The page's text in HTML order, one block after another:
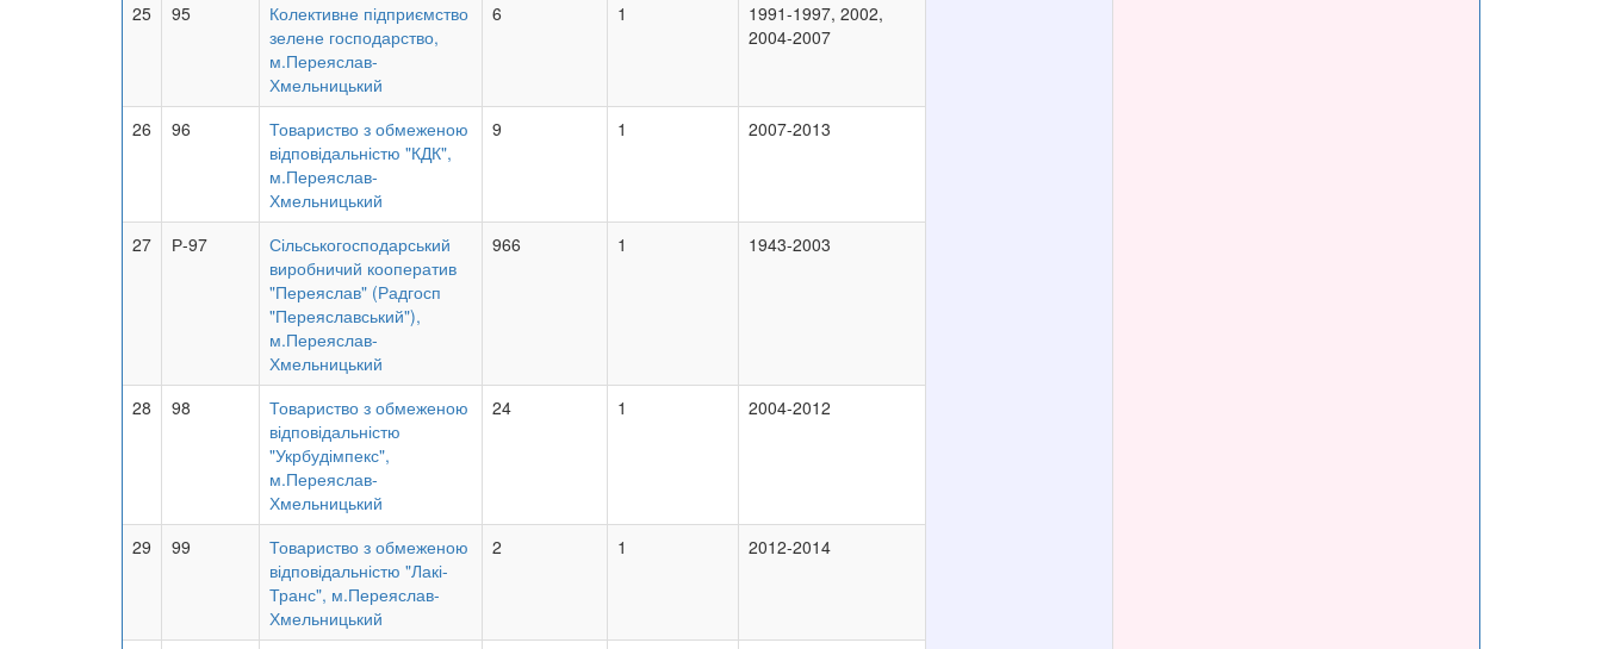
25 95
Колективне підприємство
зелене господарство,
м.Переяслав-
Хмельницький
6 1
1991-1997, 2002,
2004-2007
26 96
Товариство з обмеженою
відповідальністю "КДК",
м.Переяслав-
Хмельницький
9 1 2007-2013
27 Р-97
Сільськогосподарський
виробничий кооператив
"Переяслав" (Радгосп
"Переяславський"),
м.Переяслав-
Хмельницький
966 1 1943-2003
28 98
Товариство з обмеженою
відповідальністю
"Укрбудімпекс",
м.Переяслав-
Хмельницький
24 1 2004-2012
29 99
Товариство з обмеженою
відповідальністю "Лакі-
Транс", м.Переяслав-
Хмельницький
2 1 2012-2014